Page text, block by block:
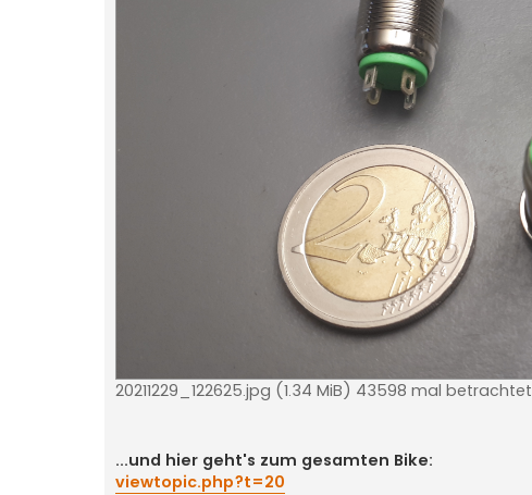
20211229_122625.jpg (1.34 MiB) 43598 mal betrachtet
...und hier geht's zum gesamten Bike:
viewtopic.php?t=20